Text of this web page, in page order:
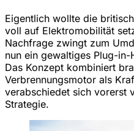
Eigentlich wollte die
voll auf Elektromobilität
Nachfrage zwingt zum
nun ein gewaltiges Plug-
Das Konzept kombiniert
Verbrennungsmotor als
verabschiedet sich vorerst
Strategie.